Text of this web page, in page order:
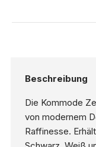
Beschreibung
Die Kommode
von modernem
Raffinesse.